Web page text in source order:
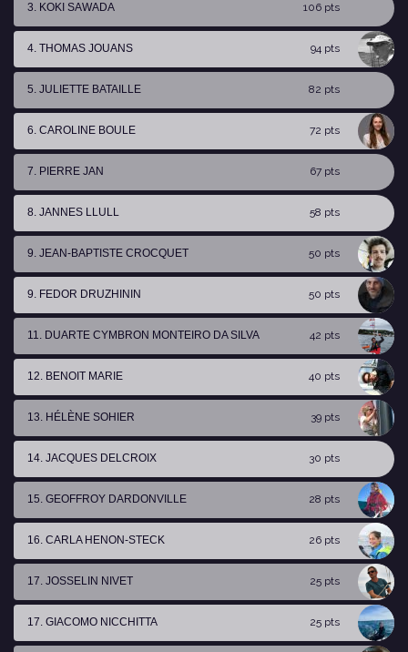
3. KOKI SAWADA
106 pts
4. THOMAS JOUANS 94 pts
5. JULIETTE BATAILLE 82 pts
6. CAROLINE BOULE 72 pts
7. PIERRE JAN 67 pts
8. JANNES LLULL 58 pts
9. JEAN-BAPTISTE CROCQUET 50 pts
9. FEDOR DRUZHININ 50 pts
11. DUARTE CYMBRON MONTEIRO DA SILVA 42 pts
12. BENOIT MARIE 40 pts
13. HÉLÈNE SOHIER 39 pts
14. JACQUES DELCROIX 30 pts
15. GEOFFROY DARDONVILLE 28 pts
16. CARLA HENON-STECK 26 pts
17. JOSSELIN NIVET 25 pts
17. GIACOMO NICCHITTA 25 pts